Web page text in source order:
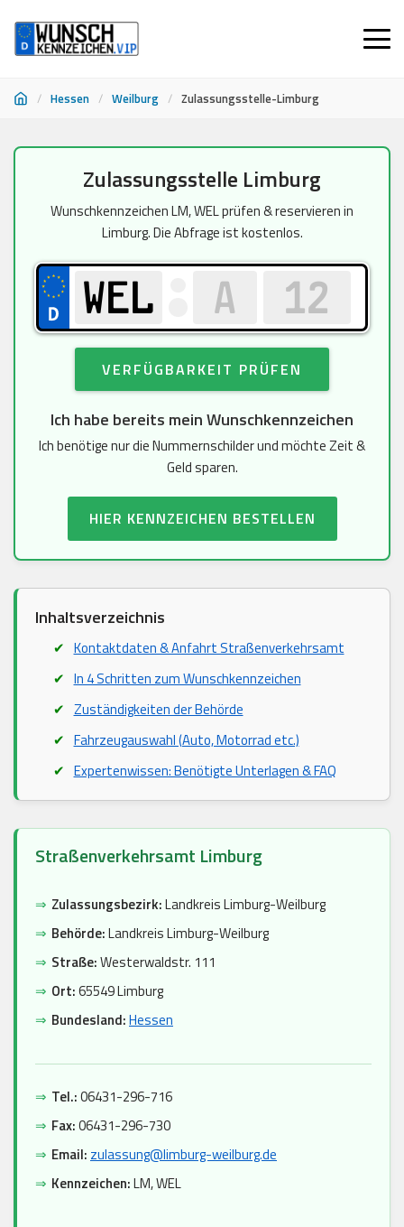
/ Hessen / Weilburg / Zulassungsstelle-Limburg
springen
Zulassungsstelle Limburg
Wunschkennzeichen LM, WEL prüfen & reservieren in
Limburg. Die Abfrage ist kostenlos.
VERFÜGBARKEIT PRÜFEN
Ich habe bereits mein Wunschkennzeichen
Ich benötige nur die Nummernschilder und möchte Zeit &
Geld sparen.
HIER KENNZEICHEN BESTELLEN
Inhaltsverzeichnis
Kontaktdaten & Anfahrt Straßenverkehrsamt
In 4 Schritten zum Wunschkennzeichen
Zuständigkeiten der Behörde
Fahrzeugauswahl (Auto, Motorrad etc.)
Expertenwissen: Benötigte Unterlagen & FAQ
Straßenverkehrsamt Limburg
⇒ Zulassungsbezirk:Landkreis Limburg-Weilburg
⇒ Behörde:Landkreis Limburg-Weilburg
⇒ Straße:Westerwaldstr. 111
⇒ Ort:65549 Limburg
⇒ Bundesland:Hessen
⇒ Tel.:06431-296-716
⇒ Fax:06431-296-730
⇒ Email: zulassung@limburg-weilburg.de
⇒ Kennzeichen:LM, WEL